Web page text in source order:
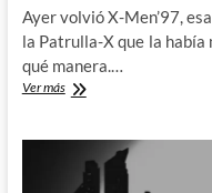
Ayer volvió X-Men’97,
la Patrulla-X que la había
qué manera.…
Ver másVuelve